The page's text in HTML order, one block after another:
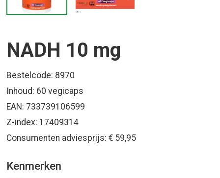
NADH 10 mg
Bestelcode: 8970
Inhoud: 60 vegicaps
EAN: 733739106599
Z-index: 17409314
Consumenten adviesprijs: € 59,95
Kenmerken